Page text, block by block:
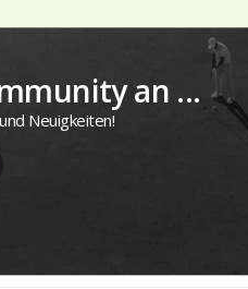
an ...
Neuigkeiten!